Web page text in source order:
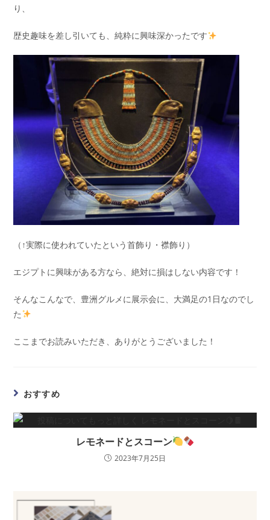
り、
歴史趣味を差し引いても、純粋に興味深かったです
（↑実際に使われていたという首飾り・襟飾り）
エジプトに興味がある方なら、絶対に損はしない内容です！
そんなこんなで、豊洲グルメに展示会に、大満足の1日なのでし
た
ここまでお読みいただき、ありがとうございました！
おすすめ
レモネードとスコーン
2023年7月25日